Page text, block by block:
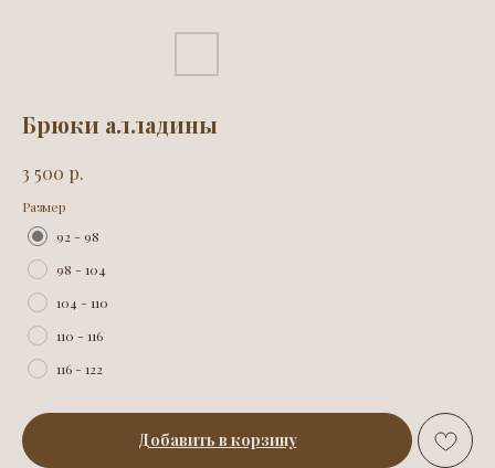
Брюки алладины
3 500 р.
Размер
92 - 98
98 - 104
104 - 110
110 - 116
116 - 122
Добавить в корзину